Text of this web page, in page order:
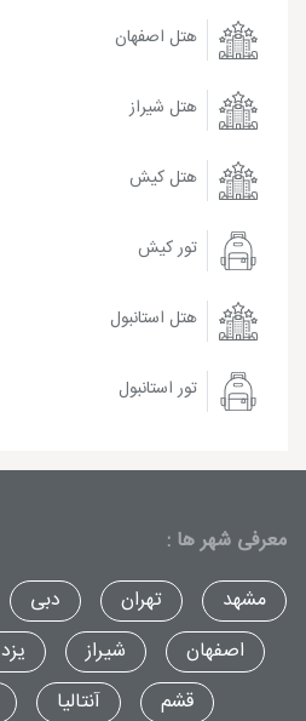
هتل اصفهان
هتل شیراز
هتل کیش
تور کیش
هتل استانبول
تور استانبول
معرفی شهر ها :
مشهد
تهران دبی
اصفهان
شیراز یزد
قشم
آنتالیا